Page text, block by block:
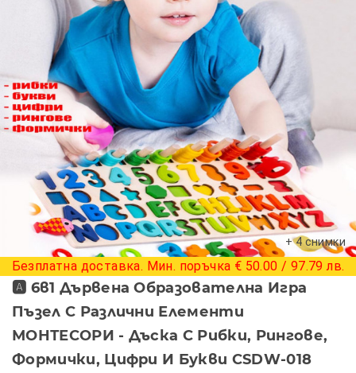
+ 4 снимки
Безплатна доставка. Мин. поръчка € 50.00 / 97.79 лв.
🅰 6в1 Дървена Образователна Игра
Пъзел С Различни Елементи
МОНТЕСОРИ - Дъска С Рибки, Рингове,
Формички, Цифри И Букви CSDW-018